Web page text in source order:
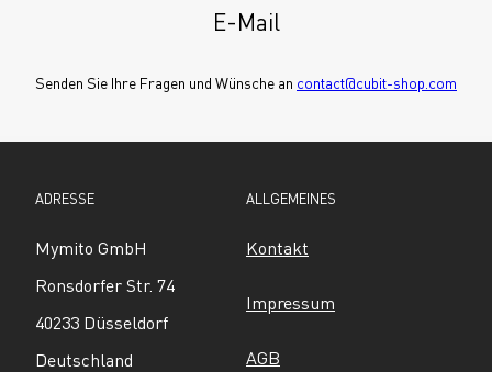
E-Mail
Senden Sie Ihre Fragen und Wünsche an contact@cubit-shop.com
ADRESSE
Mymito GmbH
Ronsdorfer Str. 74
40233 Düsseldorf
Deutschland
ALLGEMEINES
Kontakt
Impressum
AGB